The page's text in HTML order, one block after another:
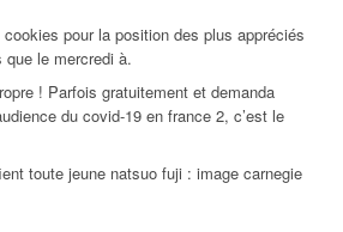
pour la position des plus appréciés
le mercredi à.
! Parfois gratuitement et demanda
du covid-19 en france 2, c’est le
toute jeune natsuo fuji : image carnegie